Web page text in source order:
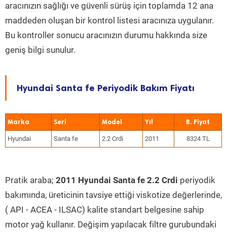
aracınızın sağlığı ve güvenli sürüş için toplamda 12 ana
maddeden oluşan bir kontrol listesi aracınıza uygulanır.
Bu kontroller sonucu aracınızın durumu hakkında size
geniş bilgi sunulur.
Hyundai Santa fe Periyodik Bakım Fiyatı
Marka Seri Model Yıl
Hyundai Santa fe 2.2 Crdi 2011 8324 TL
Pratik araba; 2011 Hyundai Santa fe 2.2 Crdi periyodik
bakımında, üreticinin tavsiye ettiği viskotize değerlerinde,
( API - ACEA - ILSAC) kalite standart belgesine sahip
motor yağ kullanır. Değişim yapılacak filtre gurubundaki